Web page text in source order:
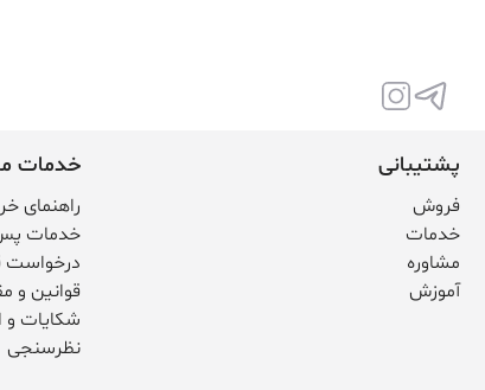
پشتیبانی
فروش
خدمات
مشاوره
آموزش
خدمات
راهنمای
خدمات
درخواست
قوانین و
شکایات و
نظرسنجی